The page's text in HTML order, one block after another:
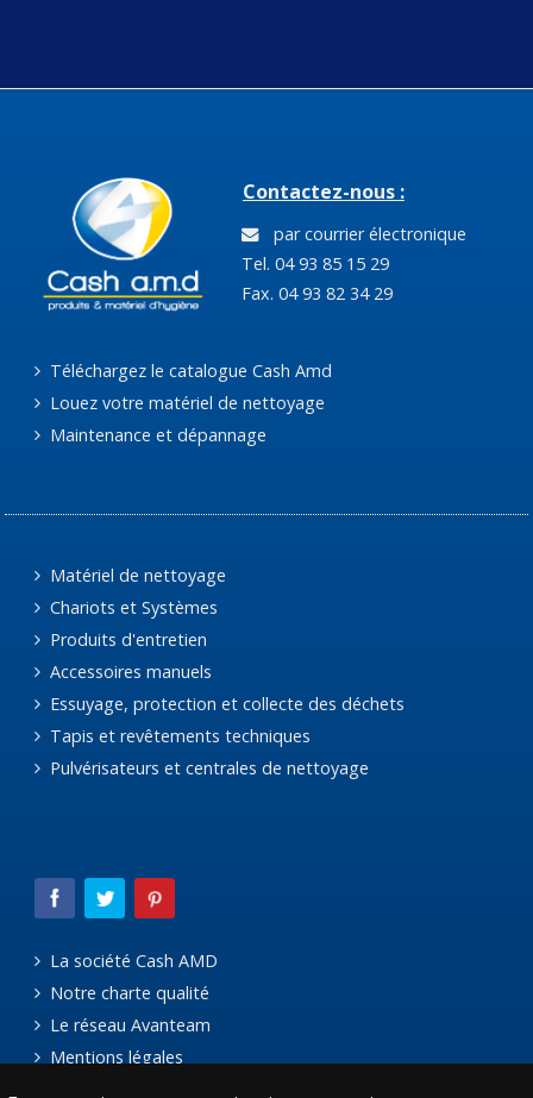
Contactez-nous :
par courrier électronique
Tel. 04 93 85 15 29
Fax. 04 93 82 34 29
Téléchargez le catalogue Cash Amd
Louez votre matériel de nettoyage
Maintenance et dépannage
Matériel de nettoyage
Chariots et Systèmes
Produits d'entretien
Accessoires manuels
Essuyage, protection et collecte des déchets
Tapis et revêtements techniques
Pulvérisateurs et centrales de nettoyage
La société Cash AMD
Notre charte qualité
Le réseau Avanteam
Mentions légales